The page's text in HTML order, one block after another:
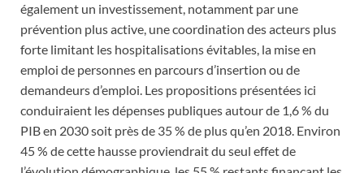
également un investissement, notamment par une
prévention plus active, une coordination des acteurs plus
forte limitant les hospitalisations évitables, la mise en
emploi de personnes en parcours d’insertion ou de
demandeurs d’emploi. Les propositions présentées ici
conduiraient les dépenses publiques autour de 1,6 % du
PIB en 2030 soit près de 35 % de plus qu’en 2018. Environ
45 % de cette hausse proviendrait du seul effet de